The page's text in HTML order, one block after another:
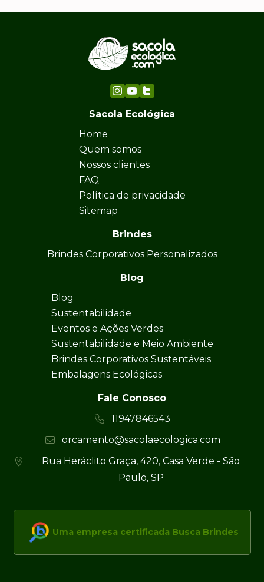
Sacola Ecológica
Home
Quem somos
Nossos clientes
FAQ
Política de privacidade
Sitemap
Brindes
Brindes Corporativos Personalizados
Blog
Blog
Sustentabilidade
Eventos e Ações Verdes
Sustentabilidade e Meio Ambiente
Brindes Corporativos Sustentáveis
Embalagens Ecológicas
Fale Conosco
11947846543
orcamento@sacolaecologica.com
Rua Heráclito Graça, 420, Casa Verde - São
Paulo, SP
Uma empresa certificada Busca Brindes